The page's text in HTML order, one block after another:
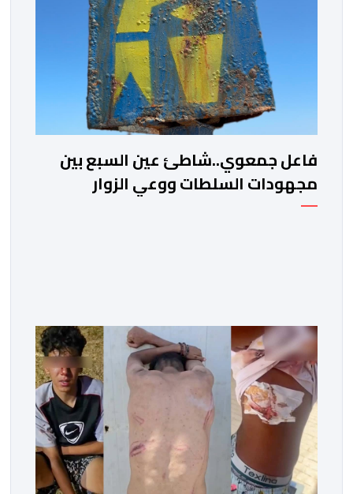
فاعل جمعوي..شاطئ عين السبع بين
مجهودات السلطات ووعي الزوار